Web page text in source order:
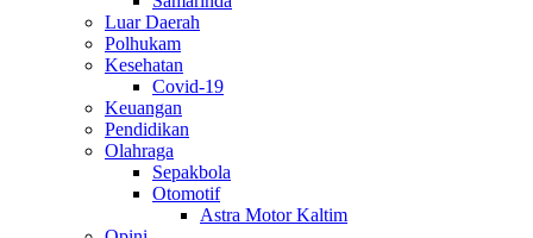
Luar Daerah
Polhukam
Kesehatan
Covid-19
Keuangan
Pendidikan
Olahraga
Sepakbola
Otomotif
Astra Motor Kaltim